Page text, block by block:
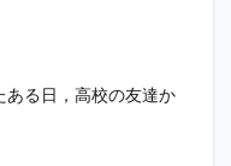
ある日，高校の友達か